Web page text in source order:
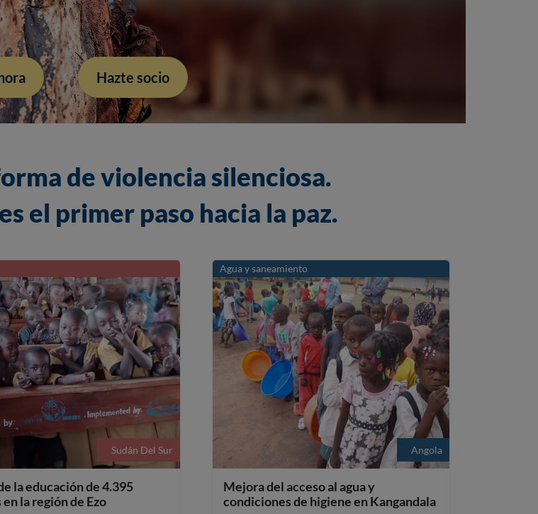
Hazte socio
de violencia silenciosa.
el primer paso hacia la paz.
Sudán Del Sur
la educación de 4.395
la región de Ezo
Agua y saneamiento
Angola
Mejora del acceso al agua y
condiciones de higiene en Kangandala